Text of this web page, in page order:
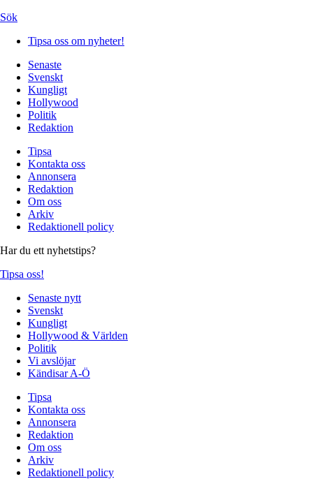
Sök
Tipsa oss om nyheter!
Senaste
Svenskt
Kungligt
Hollywood
Politik
Redaktion
Tipsa
Kontakta oss
Annonsera
Redaktion
Om oss
Arkiv
Redaktionell policy
Har du ett nyhetstips?
Tipsa oss!
Senaste nytt
Svenskt
Kungligt
Hollywood & Världen
Politik
Vi avslöjar
Kändisar A-Ö
Tipsa
Kontakta oss
Annonsera
Redaktion
Om oss
Arkiv
Redaktionell policy